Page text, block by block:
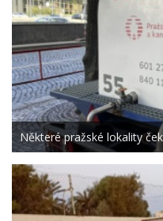
Některé pražské lokality